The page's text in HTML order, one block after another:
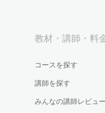
教材・講師・料
コースを探す
講師を探す
みんなの講師レビュ